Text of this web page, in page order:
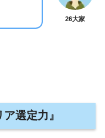
26大家
選定力』